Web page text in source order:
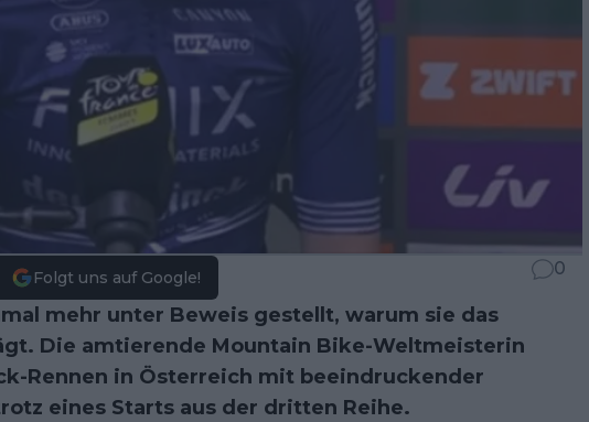
Folgt uns auf Google! 0
mehr unter Beweis gestellt, warum sie das
Die amtierende Mountain Bike-Weltmeisterin
Rennen in Österreich mit beeindruckender
eines Starts aus der dritten Reihe.